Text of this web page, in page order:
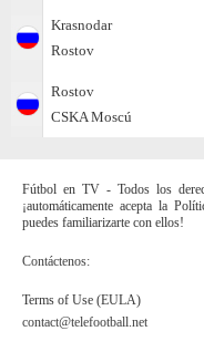
Krasnodar
Rostov
Rostov
CSKA Moscú
Fútbol en TV - Todos los
¡automáticamente acepta la
puedes familiarizarte con ellos!
Contáctenos:
Terms of Use (EULA)
contact@telefootball.net